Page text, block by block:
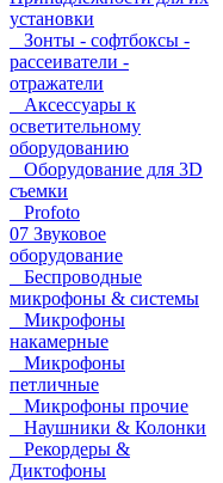
установки
Зонты - софтбоксы -
рассеиватели -
отражатели
Аксессуары к
осветительному
оборудованию
Оборудование для 3D
съемки
Profoto
07 Звуковое
оборудование
Беспроводные
микрофоны & системы
Микрофоны
накамерные
Микрофоны
петличные
Микрофоны прочие
Наушники & Колонки
Рекордеры &
Диктофоны